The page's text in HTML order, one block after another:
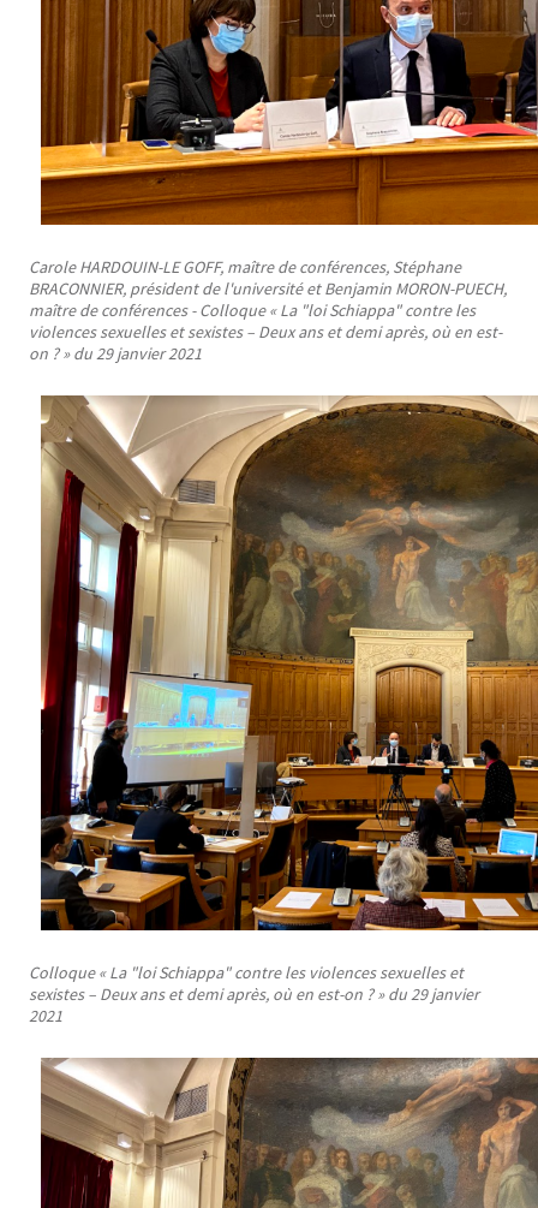
Carole HARDOUIN-LE GOFF, maître de conférences, Stéphane
BRACONNIER, président de l'université et Benjamin MORON-PUECH,
maître de conférences - Colloque « La "loi Schiappa" contre les
violences sexuelles et sexistes – Deux ans et demi après, où en est-
on ? » du 29 janvier 2021
Colloque « La "loi Schiappa" contre les violences sexuelles et
sexistes – Deux ans et demi après, où en est-on ? » du 29 janvier
2021